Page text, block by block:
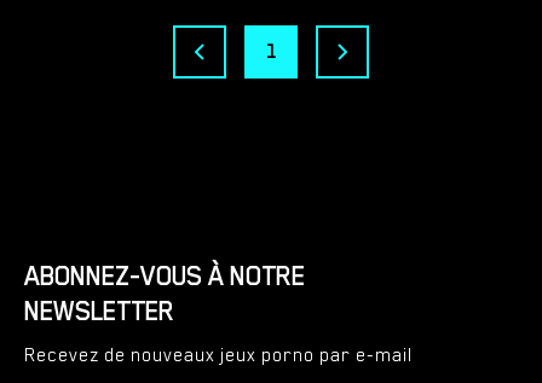
1
ABONNEZ-VOUS À NOTRE
NEWSLETTER
Recevez de nouveaux jeux porno par e-mail